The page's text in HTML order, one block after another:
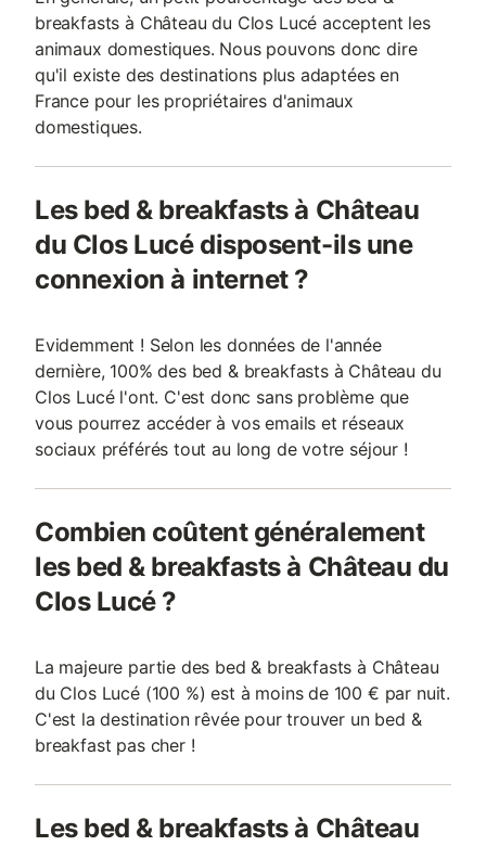
breakfasts à Château du Clos Lucé acceptent les
animaux domestiques. Nous pouvons donc dire
qu'il existe des destinations plus adaptées en
France pour les propriétaires d'animaux
domestiques.
Les bed & breakfasts à Château
du Clos Lucé disposent-ils une
connexion à internet ?
Evidemment ! Selon les données de l'année
dernière, 100% des bed & breakfasts à Château du
Clos Lucé l'ont. C'est donc sans problème que
vous pourrez accéder à vos emails et réseaux
sociaux préférés tout au long de votre séjour !
Combien coûtent généralement
les bed & breakfasts à Château du
Clos Lucé ?
La majeure partie des bed & breakfasts à Château
du Clos Lucé (100 %) est à moins de 100 € par nuit.
C'est la destination rêvée pour trouver un bed &
breakfast pas cher !
Les bed & breakfasts à Château